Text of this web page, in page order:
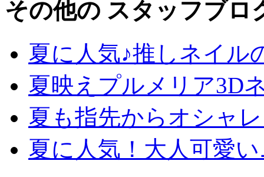
その他の スタッフブロ
夏に人気♪推しネイル
夏映えプルメリア3D
夏も指先からオシャ
夏に人気！大人可愛